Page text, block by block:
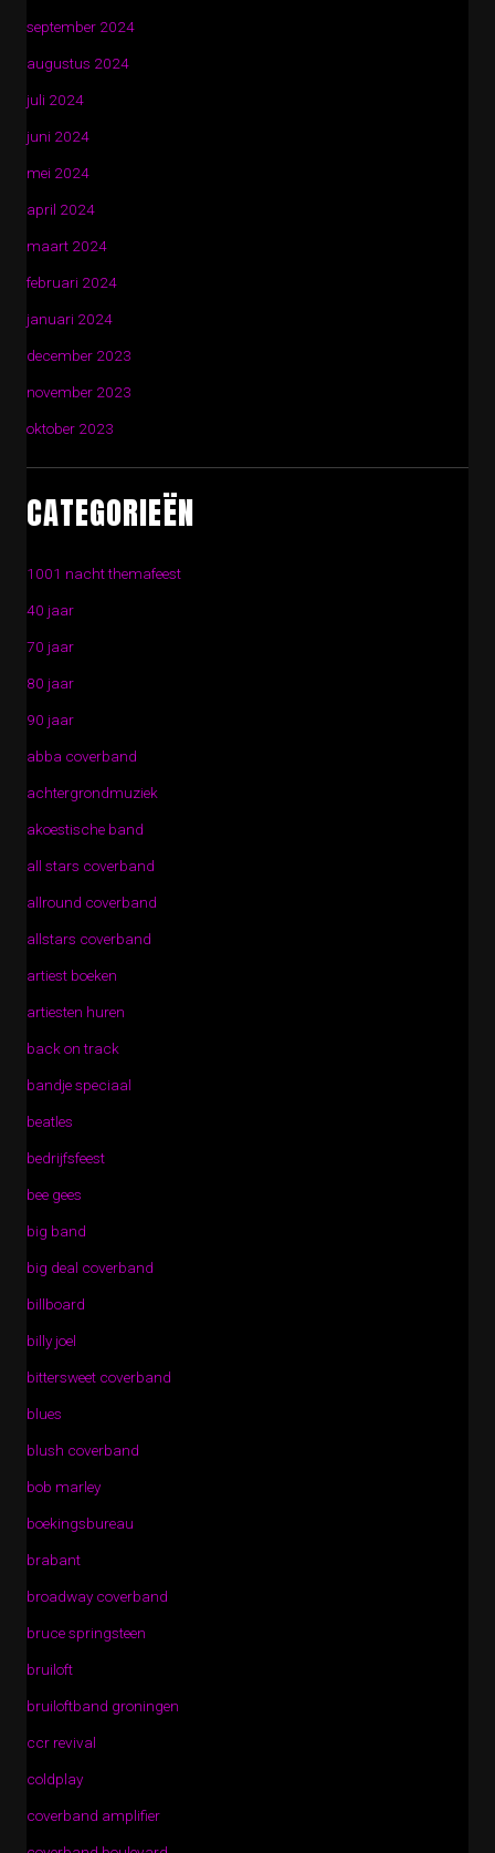
september 2024
augustus 2024
juli 2024
juni 2024
mei 2024
april 2024
maart 2024
februari 2024
januari 2024
december 2023
november 2023
oktober 2023
CATEGORIEËN
1001 nacht themafeest
40 jaar
70 jaar
80 jaar
90 jaar
abba coverband
achtergrondmuziek
akoestische band
all stars coverband
allround coverband
allstars coverband
artiest boeken
artiesten huren
back on track
bandje speciaal
beatles
bedrijfsfeest
bee gees
big band
big deal coverband
billboard
billy joel
bittersweet coverband
blues
blush coverband
bob marley
boekingsbureau
brabant
broadway coverband
bruce springsteen
bruiloft
bruiloftband groningen
ccr revival
coldplay
coverband amplifier